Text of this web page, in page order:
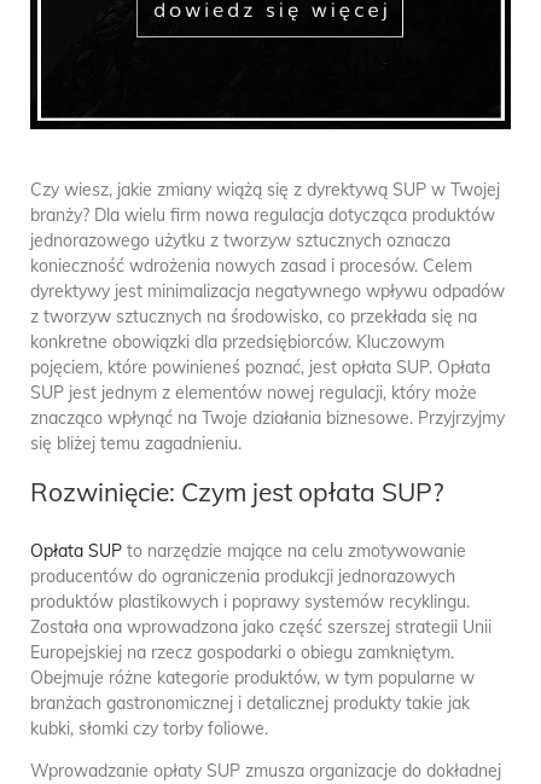
Czy wiesz, jakie zmiany wiążą się z dyrektywą SUP w Twojej
branży? Dla wielu firm nowa regulacja dotycząca produktów
jednorazowego użytku z tworzyw sztucznych oznacza
konieczność wdrożenia nowych zasad i procesów. Celem
dyrektywy jest minimalizacja negatywnego wpływu odpadów
z tworzyw sztucznych na środowisko, co przekłada się na
konkretne obowiązki dla przedsiębiorców. Kluczowym
pojęciem, które powinieneś poznać, jest opłata SUP. Opłata
SUP jest jednym z elementów nowej regulacji, który może
znacząco wpłynąć na Twoje działania biznesowe. Przyjrzyjmy
się bliżej temu zagadnieniu.
Rozwinięcie: Czym jest opłata SUP?
Opłata SUP to narzędzie mające na celu zmotywowanie
producentów do ograniczenia produkcji jednorazowych
produktów plastikowych i poprawy systemów recyklingu.
Została ona wprowadzona jako część szerszej strategii Unii
Europejskiej na rzecz gospodarki o obiegu zamkniętym.
Obejmuje różne kategorie produktów, w tym popularne w
branżach gastronomicznej i detalicznej produkty takie jak
kubki, słomki czy torby foliowe.
Wprowadzanie opłaty SUP zmusza organizacje do dokładnej